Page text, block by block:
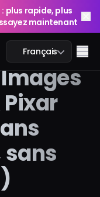
plus rapide, plus
maintenant
Français
rapide, plus
maintenant